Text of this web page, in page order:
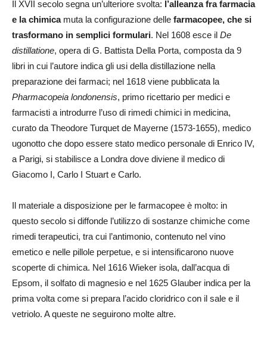
Il XVII secolo segna un’ulteriore svolta: l’alleanza fra farmacia
e la chimicamuta la configurazione delle farmacopee, che si
trasformano in semplici formulari. Nel 1608 esce il De
distillatione, opera di G. Battista Della Porta, composta da 9
libri in cui l’autore indica gli usi della distillazione nella
preparazione dei farmaci; nel 1618 viene pubblicata la
Pharmacopeia londonensis, primo ricettario per medici e
farmacisti a introdurre l’uso di rimedi chimici in medicina,
curato da Theodore Turquet de Mayerne (1573-1655), medico
ugonotto che dopo essere stato medico personale di Enrico IV,
a Parigi, si stabilisce a Londra dove diviene il medico di
Giacomo I, Carlo I Stuart e Carlo.
Il materiale a disposizione per le farmacopee è molto: in
questo secolo si diffonde l’utilizzo di sostanze chimiche come
rimedi terapeutici, tra cui l’antimonio, contenuto nel vino
emetico e nelle pillole perpetue, e si intensificarono nuove
scoperte di chimica. Nel 1616 Wieker isola, dall’acqua di
Epsom, il solfato di magnesio e nel 1625 Glauber indica per la
prima volta come si prepara l’acido cloridrico con il sale e il
vetriolo. A queste ne seguirono molte altre.